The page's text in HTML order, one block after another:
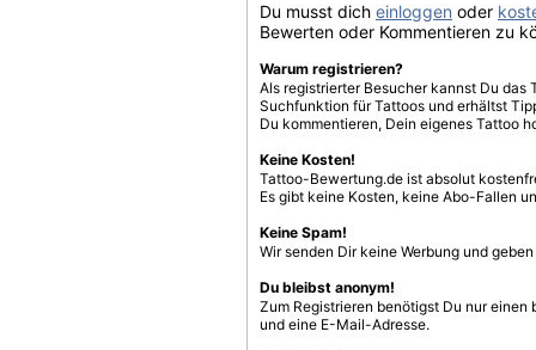
Du musst dich einloggen oder
Bewerten oder Kommentieren zu
Warum registrieren?
Als registrierter Besucher kannst Du
Suchfunktion für Tattoos und erhältst
Du kommentieren, Dein eigenes Tattoo
Keine Kosten!
Tattoo-Bewertung.de ist absolut
Es gibt keine Kosten, keine Abo-Fallen
Keine Spam!
Wir senden Dir keine Werbung und
Du bleibst anonym!
Zum Registrieren benötigst Du nur einen
und eine E-Mail-Adresse.